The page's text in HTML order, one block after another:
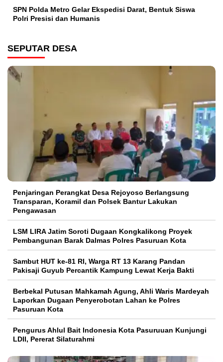
SPN Polda Metro Gelar Ekspedisi Darat, Bentuk Siswa
Polri Presisi dan Humanis
SEPUTAR DESA
Penjaringan Perangkat Desa Rejoyoso Berlangsung
Transparan, Koramil dan Polsek Bantur Lakukan
Pengawasan
LSM LIRA Jatim Soroti Dugaan Kongkalikong Proyek
Pembangunan Barak Dalmas Polres Pasuruan Kota
Sambut HUT ke-81 RI, Warga RT 13 Karang Pandan
Pakisaji Guyub Percantik Kampung Lewat Kerja Bakti
Berbekal Putusan Mahkamah Agung, Ahli Waris Mardeyah
Laporkan Dugaan Penyerobotan Lahan ke Polres
Pasuruan Kota
Pengurus Ahlul Bait Indonesia Kota Pasuruuan Kunjungi
LDII, Pererat Silaturahmi